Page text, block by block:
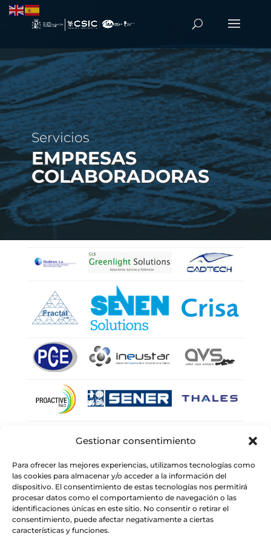
Gestionar consentimiento
Para ofrecer las mejores experiencias, utilizamos tecnologías como
las cookies para almacenar y/o acceder a la información del
dispositivo. El consentimiento de estas tecnologías nos permitirá
procesar datos como el comportamiento de navegación o las
identificaciones únicas en este sitio. No consentir o retirar el
consentimiento, puede afectar negativamente a ciertas
características y funciones.
Servicios
EMPRESAS
COLABORADORAS